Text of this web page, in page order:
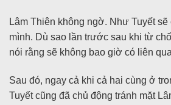
Lâm Thiên không ngờ. Như Tuyết
mình. Dù sao lần trước sau khi từ
nói rằng sẽ không bao giờ có liên
Sau đó, ngay cả khi cả hai cùng ở
Tuyết cũng đã chủ động tránh mặt